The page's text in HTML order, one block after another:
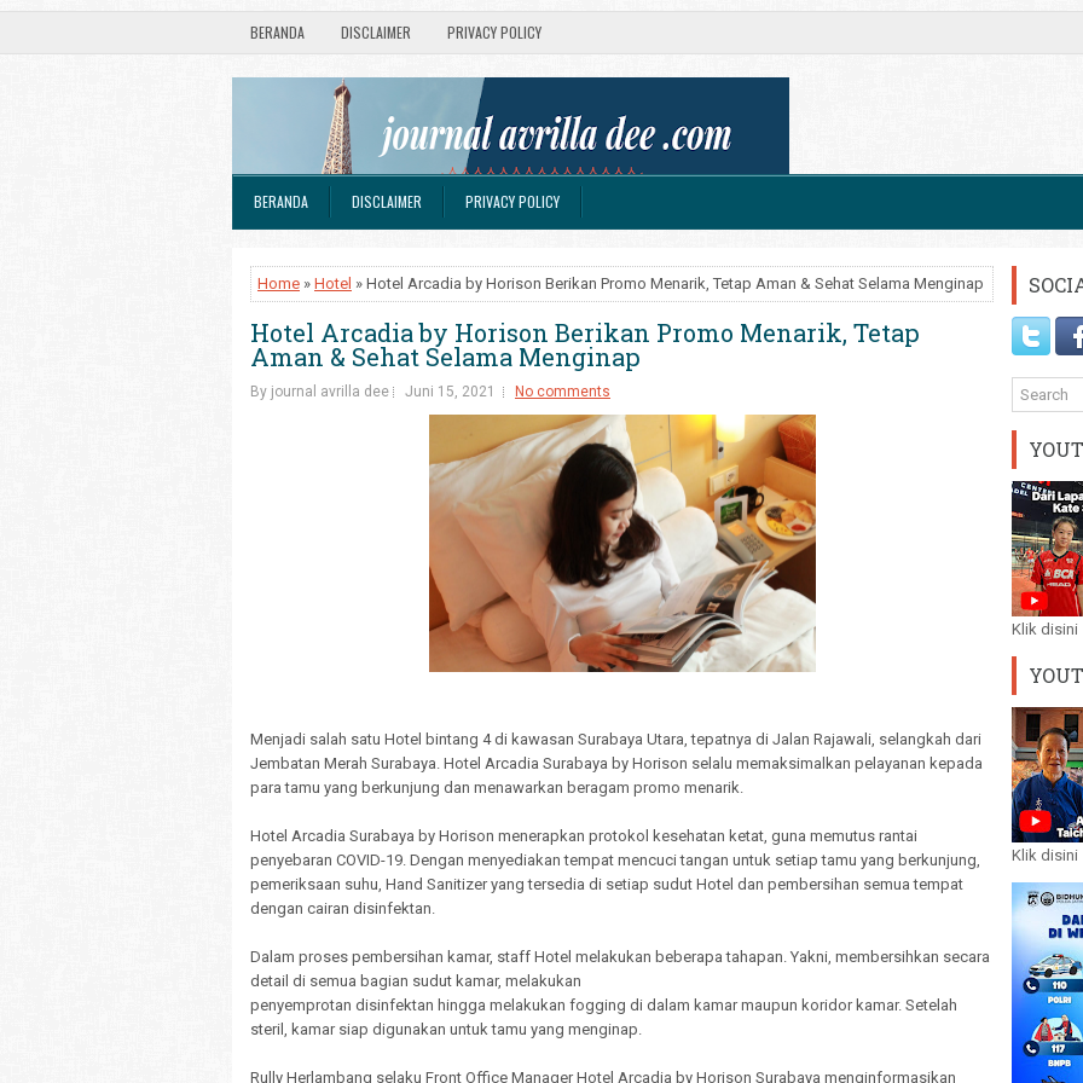
BERANDA DISCLAIMER PRIVACY POLICY
BERANDA DISCLAIMER PRIVACY POLICY
Home » Hotel » Hotel Arcadia by Horison Berikan Promo Menarik, Tetap Aman & Sehat Selama Menginap
Hotel Arcadia by Horison Berikan Promo Menarik, Tetap
Aman & Sehat Selama Menginap
By journal avrilla dee Juni 15, 2021 No comments
Menjadi salah satu Hotel bintang 4 di kawasan Surabaya Utara, tepatnya di Jalan Rajawali, selangkah dari
Jembatan Merah Surabaya. Hotel Arcadia Surabaya by Horison selalu memaksimalkan pelayanan kepada
para tamu yang berkunjung dan menawarkan beragam promo menarik.
Hotel Arcadia Surabaya by Horison menerapkan protokol kesehatan ketat, guna memutus rantai
penyebaran COVID-19. Dengan menyediakan tempat mencuci tangan untuk setiap tamu yang berkunjung,
pemeriksaan suhu, Hand Sanitizer yang tersedia di setiap sudut Hotel dan pembersihan semua tempat
dengan cairan disinfektan.
Dalam proses pembersihan kamar, staff Hotel melakukan beberapa tahapan. Yakni, membersihkan secara
detail di semua bagian sudut kamar, melakukan
penyemprotan disinfektan hingga melakukan fogging di dalam kamar maupun koridor kamar. Setelah
steril, kamar siap digunakan untuk tamu yang menginap.
Rully Herlambang selaku Front Office Manager Hotel Arcadia by Horison Surabaya menginformasikan
Klik disini
Klik disini